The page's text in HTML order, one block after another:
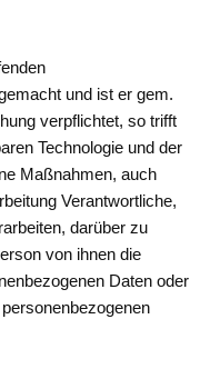
und ist er gem.
verpflichtet, so trifft
Technologie und der
Maßnahmen, auch
Verantwortliche,
darüber zu
von ihnen die
Daten oder